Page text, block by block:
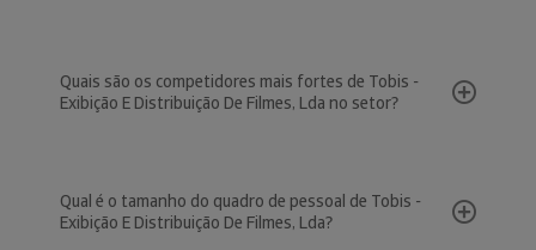
Quais são os competidores mais fortes de Tobis -
Exibição E Distribuição De Filmes, Lda no setor?
Qual é o tamanho do quadro de pessoal de Tobis -
Exibição E Distribuição De Filmes, Lda?